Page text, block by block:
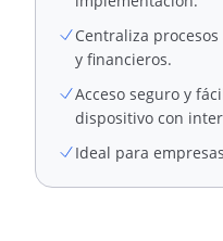
Centraliza
y financieros.
Acceso seguro y
dispositivo con
Ideal para